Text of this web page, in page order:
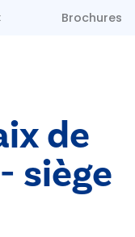
Brochures
de
siège